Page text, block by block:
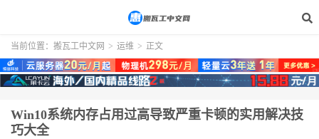
当前位置： 搬瓦工中文网 > 运维 > 正文
Win10系统内存占用过高导致严重卡顿的实用解决技
巧大全